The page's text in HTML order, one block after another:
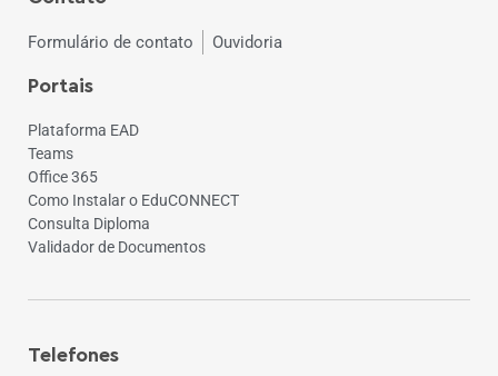
Formulário de contato Ouvidoria
Portais
Plataforma EAD
Teams
Office 365
Como Instalar o EduCONNECT
Consulta Diploma
Validador de Documentos
Telefones